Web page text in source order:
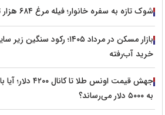
شوک تازه به سفره خانوار؛ فیله مرغ ۶۸۴ هزار تومان شد
بازار مسکن در مرداد ۱۴۰۵؛
خرید آب‌رفته
جهش قیمت اونس طلا
به ۵۰۰۰ دلار می‌رساند؟